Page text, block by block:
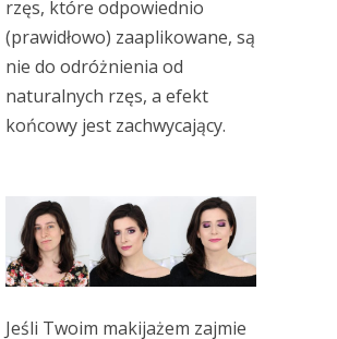
rzęs, które odpowiednio
(prawidłowo) zaaplikowane, są
nie do odróżnienia od
naturalnych rzęs, a efekt
końcowy jest zachwycający.
Jeśli Twoim makijażem zajmie